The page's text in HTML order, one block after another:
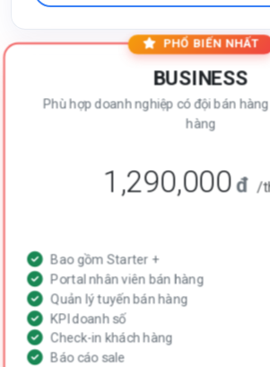
PHỔ BIẾN NHẤT
BUSINESS
Phù hợp doanh nghiệp có đội bán
hàng
1,290,000đ /
Bao gồm Starter +
Portal nhân viên bán hàng
Quản lý tuyến bán hàng
KPI doanh số
Check-in khách hàng
Báo cáo sale